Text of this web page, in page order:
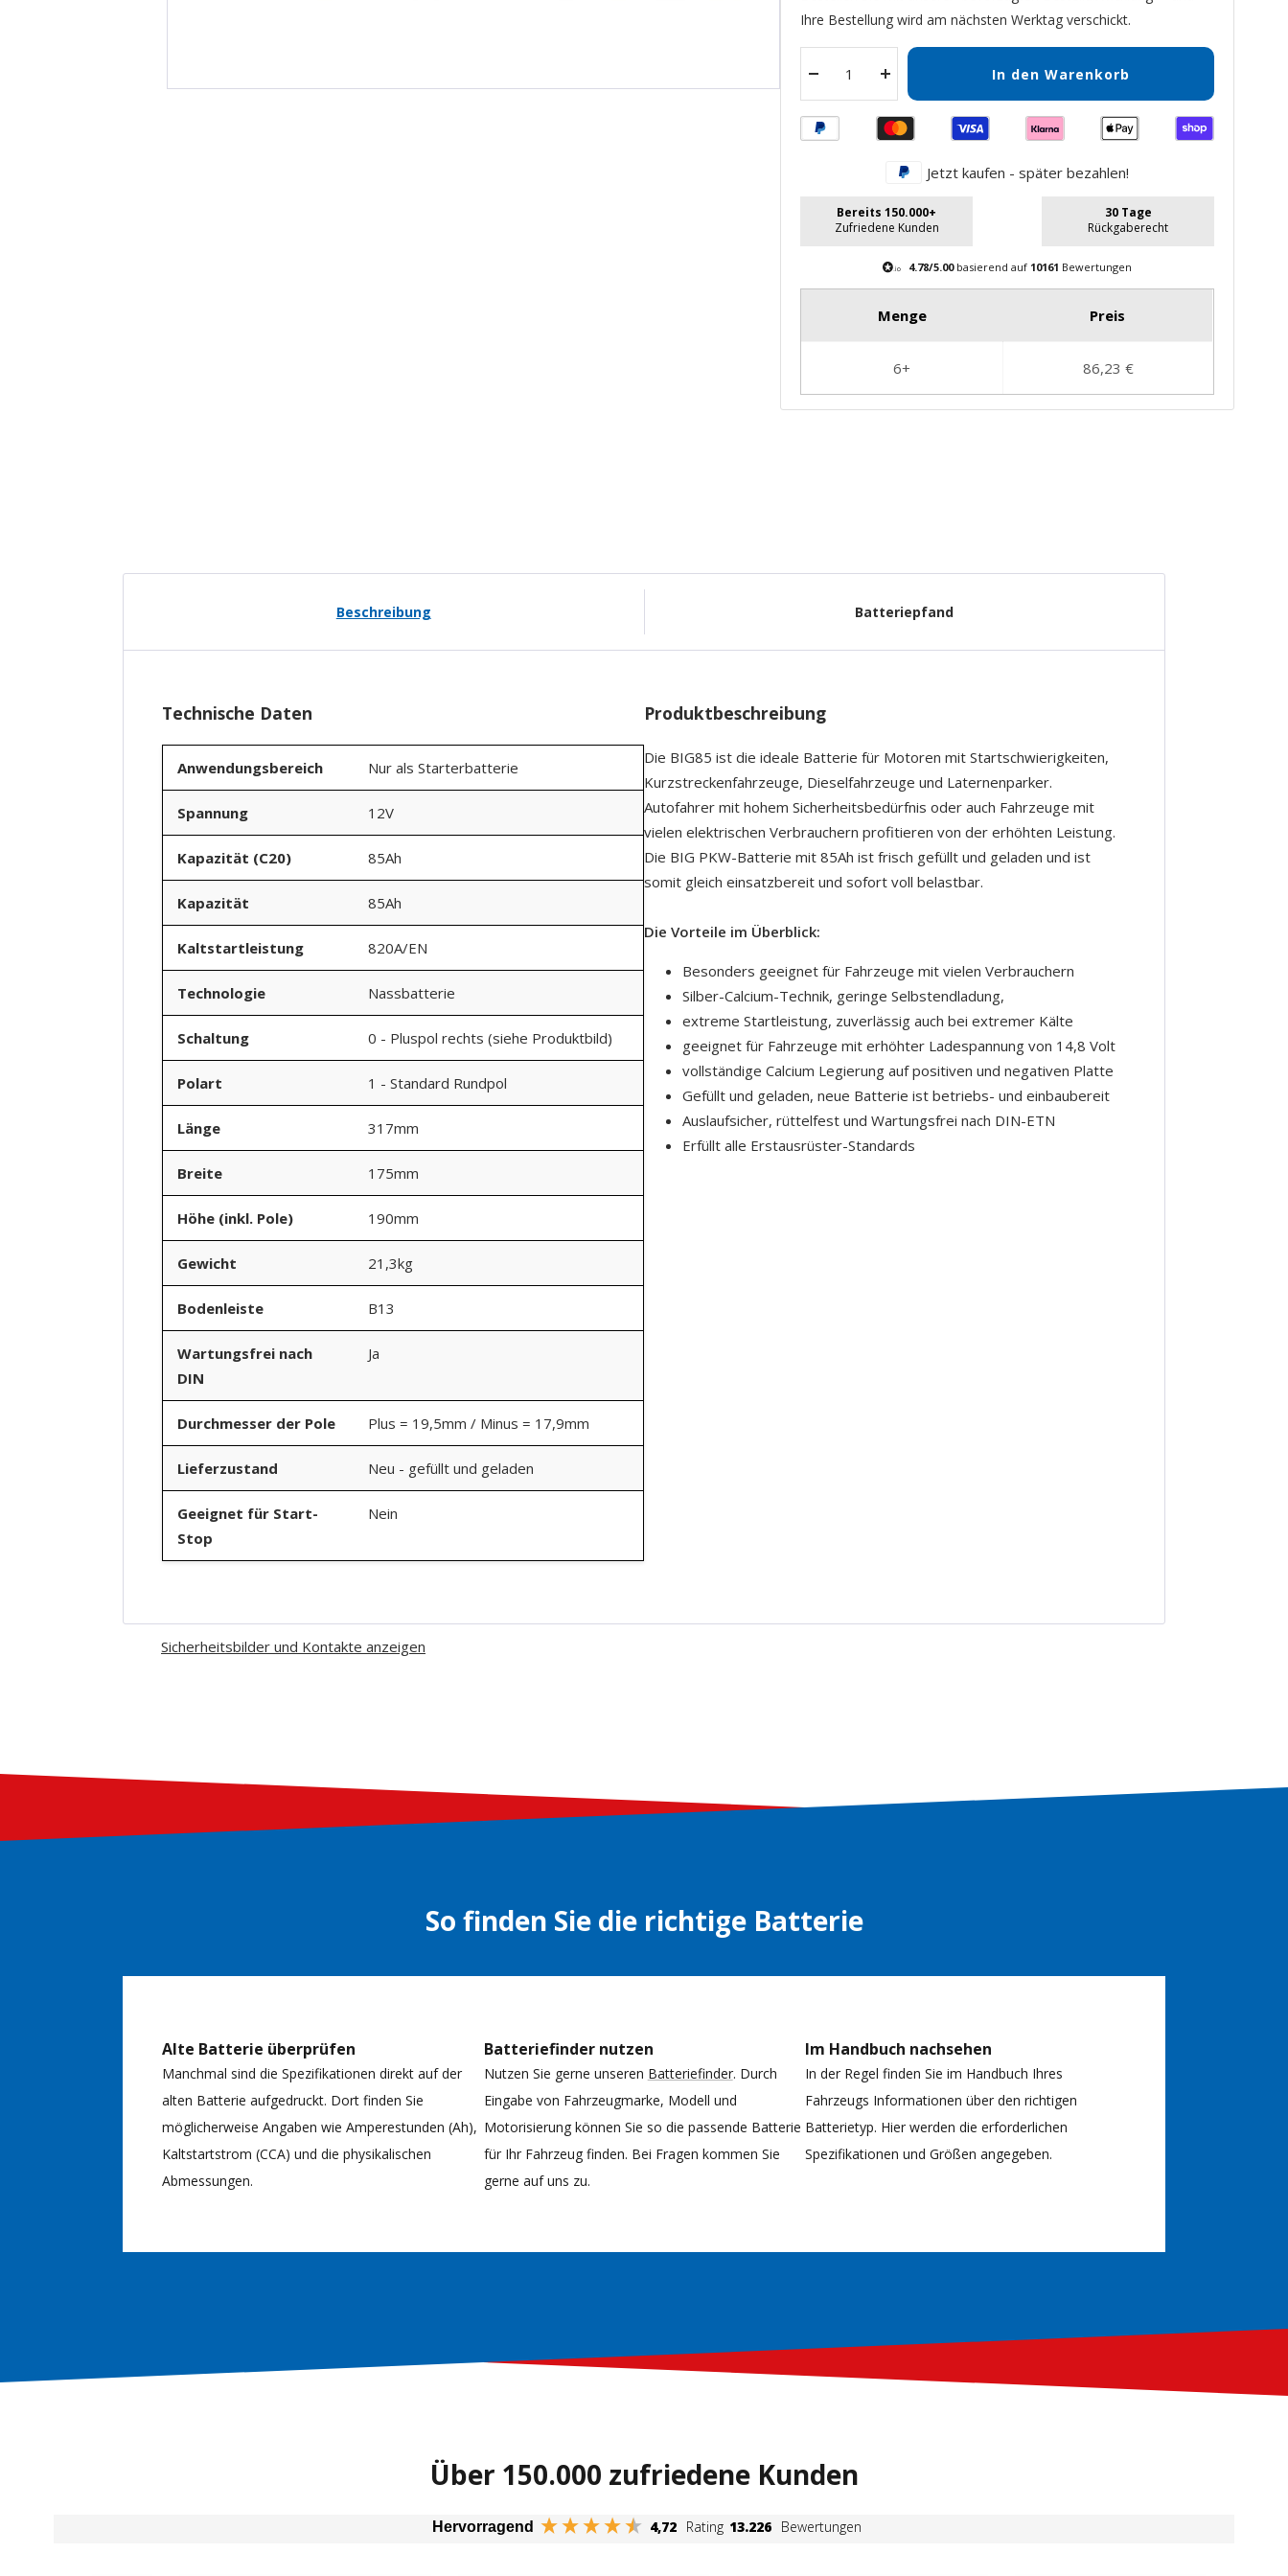
Ihre Bestellung wird am nächsten Werktag verschickt.
Menge
Menge
In den Warenkorb
Jetzt kaufen - später bezahlen!
Bereits 150.000+
Zufriedene Kunden
30 Tage
Rückgaberecht
4.78/5.00basierend auf 10161 Bewertungen
Beschreibung Batteriepfand
Technische Daten
Anwendungsbereich Nur als Starterbatterie
Spannung 12V
Kapazität (C20) 85Ah
Kapazität 85Ah
Kaltstartleistung 820A/EN
Technologie Nassbatterie
Schaltung 0 - Pluspol rechts (siehe Produktbild)
Polart 1 - Standard Rundpol
Länge 317mm
Breite 175mm
Höhe (inkl. Pole) 190mm
Gewicht 21,3kg
Bodenleiste B13
Wartungsfrei nach
DIN
Ja
Durchmesser der Pole Plus = 19,5mm / Minus = 17,9mm
Lieferzustand Neu - gefüllt und geladen
Geeignet für Start-
Stop
Nein
Produktbeschreibung
Die BIG85 ist die ideale Batterie für Motoren mit Startschwierigkeiten,
Kurzstreckenfahrzeuge, Dieselfahrzeuge und Laternenparker.
Autofahrer mit hohem Sicherheitsbedürfnis oder auch Fahrzeuge mit
vielen elektrischen Verbrauchern profitieren von der erhöhten Leistung.
Die BIG PKW-Batterie mit 85Ah ist frisch gefüllt und geladen und ist
somit gleich einsatzbereit und sofort voll belastbar.
Die Vorteile im Überblick:
Besonders geeignet für Fahrzeuge mit vielen Verbrauchern
Silber-Calcium-Technik, geringe Selbstendladung,
extreme Startleistung, zuverlässig auch bei extremer Kälte
geeignet für Fahrzeuge mit erhöhter Ladespannung von 14,8 Volt
vollständige Calcium Legierung auf positiven und negativen Platte
Gefüllt und geladen, neue Batterie ist betriebs- und einbaubereit
Auslaufsicher, rüttelfest und Wartungsfrei nach DIN-ETN
Erfüllt alle Erstausrüster-Standards
Sicherheitsbilder und Kontakte anzeigen
So finden Sie die richtige Batterie
Alte Batterie überprüfen
Manchmal sind die Spezifikationen direkt auf der
alten Batterie aufgedruckt. Dort finden Sie
möglicherweise Angaben wie Amperestunden (Ah),
Kaltstartstrom (CCA) und die physikalischen
Abmessungen.
Batteriefinder nutzen
Nutzen Sie gerne unseren Batteriefinder. Durch
Eingabe von Fahrzeugmarke, Modell und
Motorisierung können Sie so die passende Batterie
für Ihr Fahrzeug finden. Bei Fragen kommen Sie
gerne auf uns zu.
Im Handbuch nachsehen
In der Regel finden Sie im Handbuch Ihres
Fahrzeugs Informationen über den richtigen
Batterietyp. Hier werden die erforderlichen
Spezifikationen und Größen angegeben.
Über 150.000 zufriedene Kunden
Hervorragend 4,72 Rating 13.226 Bewertungen